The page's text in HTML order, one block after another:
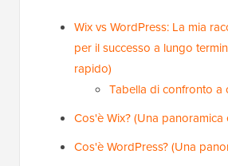
Wix vs WordPress: La mia
per il successo a lungo
rapido)
Tabella di confronto a
Cos'è Wix? (Una panoramica
Cos'è WordPress? (Una